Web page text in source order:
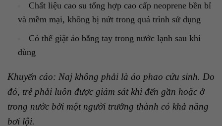
Chất liệu cao su tổng hợp cao cấp neoprene bền bỉ
và mềm mại, không bị nứt trong quá trình sử dụng
Có thể giặt áo bằng tay trong nước lạnh sau khi
dùng
Khuyến cáo: Naj không phải là áo phao cứu sinh. Do
đó, trẻ phải luôn được giám sát khi đến gần hoặc ở
trong nước bởi một người trưởng thành có khả năng
bơi lội.